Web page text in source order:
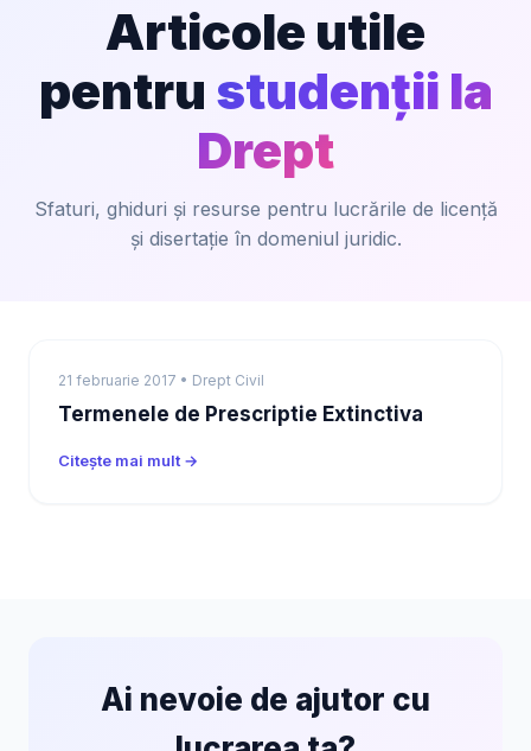
Articole utile
pentru studenții la
Drept
Sfaturi, ghiduri și resurse pentru lucrările de licență
și disertație în domeniul juridic.
21 februarie 2017 • Drept Civil
Termenele de Prescriptie Extinctiva
Citește mai mult →
Ai nevoie de ajutor cu